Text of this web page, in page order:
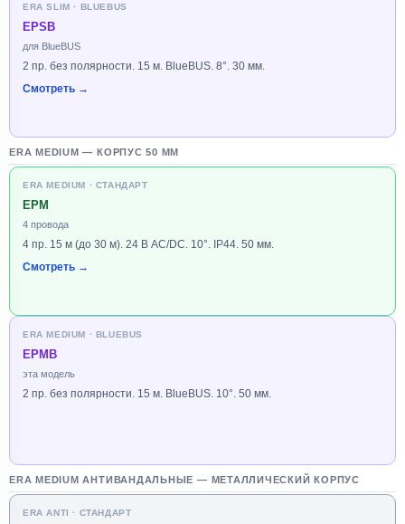
ERA SLIM · BLUEBUS
EPSB
для BlueBUS
2 пр. без полярности. 15 м. BlueBUS. 8°. 30 мм.
Смотреть →
ERA MEDIUM — КОРПУС 50 ММ
ERA MEDIUM · СТАНДАРТ
EPM
4 провода
4 пр. 15 м (до 30 м). 24 В AC/DC. 10°. IP44. 50 мм.
Смотреть →
ERA MEDIUM · BLUEBUS
EPMB
эта модель
2 пр. без полярности. 15 м. BlueBUS. 10°. 50 мм.
ERA MEDIUM АНТИВАНДАЛЬНЫЕ — МЕТАЛЛИЧЕСКИЙ КОРПУС
ERA ANTI · СТАНДАРТ